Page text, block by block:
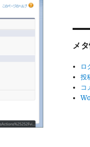
メ
ロ
投
コ